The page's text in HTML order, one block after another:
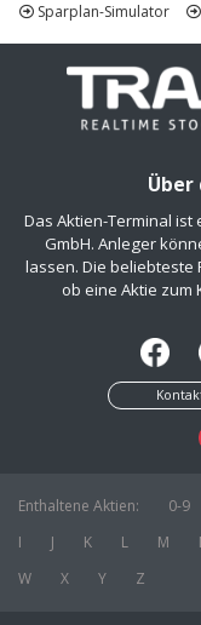
Sparplan-Simulator
Über
Das Aktien-Terminal
GmbH. Anleger
lassen. Die beliebteste
ob eine Aktie zum
Enthaltene Aktien: 0-9
I
J K L M
W
X Y Z